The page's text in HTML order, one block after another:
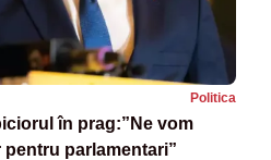
Politica
în prag:”Ne vom
parlamentari”